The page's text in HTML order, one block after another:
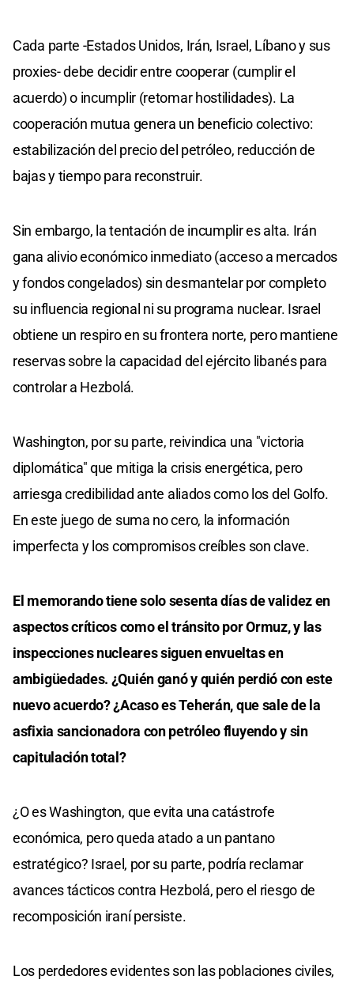
Cada parte -Estados Unidos, Irán, Israel, Líbano y sus
proxies- debe decidir entre cooperar (cumplir el
acuerdo) o incumplir (retomar hostilidades). La
cooperación mutua genera un beneficio colectivo:
estabilización del precio del petróleo, reducción de
bajas y tiempo para reconstruir.
Sin embargo, la tentación de incumplir es alta. Irán
gana alivio económico inmediato (acceso a mercados
y fondos congelados) sin desmantelar por completo
su influencia regional ni su programa nuclear. Israel
obtiene un respiro en su frontera norte, pero mantiene
reservas sobre la capacidad del ejército libanés para
controlar a Hezbolá.
Washington, por su parte, reivindica una "victoria
diplomática" que mitiga la crisis energética, pero
arriesga credibilidad ante aliados como los del Golfo.
En este juego de suma no cero, la información
imperfecta y los compromisos creíbles son clave.
El memorando tiene solo sesenta días de validez en
aspectos críticos como el tránsito por Ormuz, y las
inspecciones nucleares siguen envueltas en
ambigüedades. ¿Quién ganó y quién perdió con este
nuevo acuerdo? ¿Acaso es Teherán, que sale de la
asfixia sancionadora con petróleo fluyendo y sin
capitulación total?
¿O es Washington, que evita una catástrofe
económica, pero queda atado a un pantano
estratégico? Israel, por su parte, podría reclamar
avances tácticos contra Hezbolá, pero el riesgo de
recomposición iraní persiste.
Los perdedores evidentes son las poblaciones civiles,